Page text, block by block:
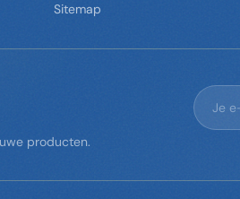
Sitemap
producten.